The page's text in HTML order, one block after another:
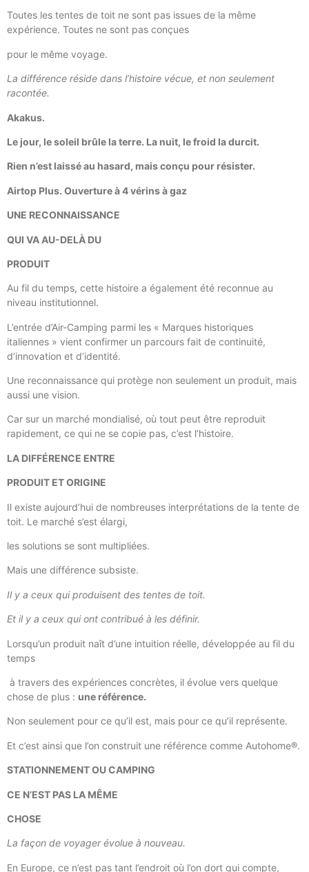
Toutes les tentes de toit ne sont pas issues de la même
expérience. Toutes ne sont pas conçues
pour le même voyage.
La différence réside dans l’histoire vécue, et non seulement
racontée.
Akakus.
Le jour, le soleil brûle la terre. La nuit, le froid la durcit.
Rien n’est laissé au hasard, mais conçu pour résister.
Airtop Plus. Ouverture à 4 vérins à gaz
UNE RECONNAISSANCE
QUI VA AU-DELÀ DU
PRODUIT
Au fil du temps, cette histoire a également été reconnue au
niveau institutionnel.
L’entrée d’Air-Camping parmi les « Marques historiques
italiennes » vient confirmer un parcours fait de continuité,
d’innovation et d’identité.
Une reconnaissance qui protège non seulement un produit, mais
aussi une vision.
Car sur un marché mondialisé, où tout peut être reproduit
rapidement, ce qui ne se copie pas, c’est l’histoire.
LA DIFFÉRENCE ENTRE
PRODUIT ET ORIGINE
Il existe aujourd’hui de nombreuses interprétations de la tente de
toit. Le marché s’est élargi,
les solutions se sont multipliées.
Mais une différence subsiste.
Il y a ceux qui produisent des tentes de toit.
Et il y a ceux qui ont contribué à les définir.
Lorsqu’un produit naît d’une intuition réelle, développée au fil du
temps
à travers des expériences concrètes, il évolue vers quelque
chose de plus : une référence.
Non seulement pour ce qu’il est, mais pour ce qu’il représente.
Et c’est ainsi que l’on construit une référence comme Autohome®.
STATIONNEMENT OU CAMPING
CE N’EST PAS LA MÊME
CHOSE
La façon de voyager évolue à nouveau.
En Europe, ce n’est pas tant l’endroit où l’on dort qui compte,